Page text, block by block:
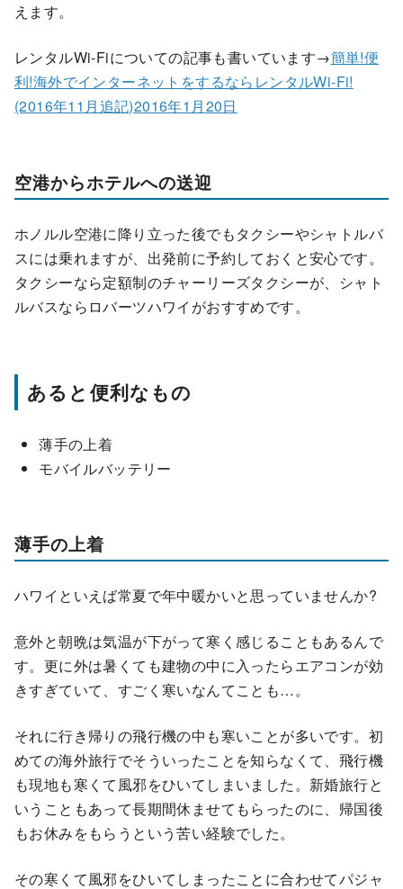
えます。
レンタルWi-Fiについての記事も書いています→簡単!便
利!海外でインターネットをするならレンタルWi-Fi!
(2016年11月追記)2016年1月20日
空港からホテルへの送迎
ホノルル空港に降り立った後でもタクシーやシャトルバ
スには乗れますが、出発前に予約しておくと安心です。
タクシーなら定額制のチャーリーズタクシーが、シャト
ルバスならロバーツハワイがおすすめです。
あると便利なもの
薄手の上着
モバイルバッテリー
薄手の上着
ハワイといえば常夏で年中暖かいと思っていませんか?
意外と朝晩は気温が下がって寒く感じることもあるんで
す。更に外は暑くても建物の中に入ったらエアコンが効
きすぎていて、すごく寒いなんてことも…。
それに行き帰りの飛行機の中も寒いことが多いです。初
めての海外旅行でそういったことを知らなくて、飛行機
も現地も寒くて風邪をひいてしまいました。新婚旅行と
いうこともあって長期間休ませてもらったのに、帰国後
もお休みをもらうという苦い経験でした。
その寒くて風邪をひいてしまったことに合わせてパジャ